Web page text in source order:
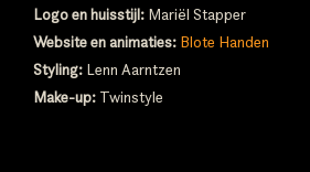
Logo en huisstijl: Mariël Stapper
Website en animaties: Blote Handen
Styling: Lenn Aarntzen
Make-up: Twinstyle